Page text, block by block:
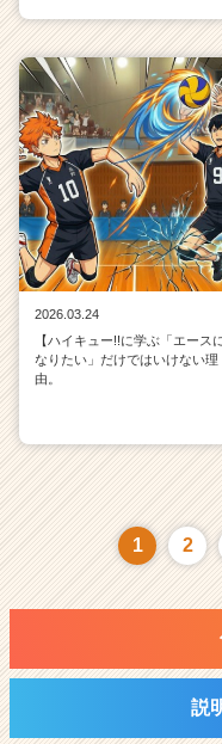
2026.03.24
【ハイキュー!!に学ぶ「エース
なりたい」だけではいけない理
由。
1 2
説